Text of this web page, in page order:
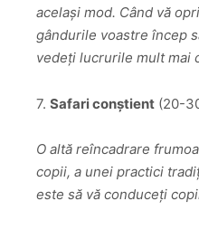
același mod. Când vă
gândurile voastre încep
vedeți lucrurile mult mai
7. Safari conștient (20-
O altă reîncadrare
copii, a unei practici
este să vă conduceți